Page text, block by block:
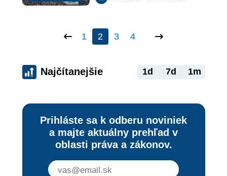
splácať
1 2 3 4
Najčítanejšie 1d 7d 1m
Prihláste sa k odberu noviniek
a majte aktuálny prehľad v
oblasti práva a zákonov.